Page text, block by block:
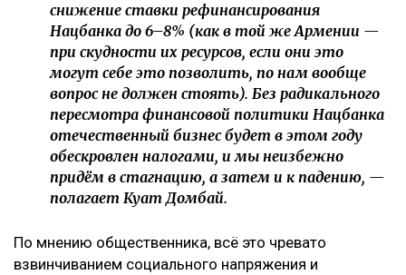
снижение ставки рефинансирования
Нацбанка до 6–8% (как в той же Армении —
при скудности их ресурсов, если они это
могут себе это позволить, по нам вообще
вопрос не должен стоять). Без радикального
пересмотра финансовой политики Нацбанка
отечественный бизнес будет в этом году
обескровлен налогами, и мы неизбежно
придём в стагнацию, а затем и к падению, —
полагает Куат Домбай.
По мнению общественника, всё это чревато
взвинчиванием социального напряжения и